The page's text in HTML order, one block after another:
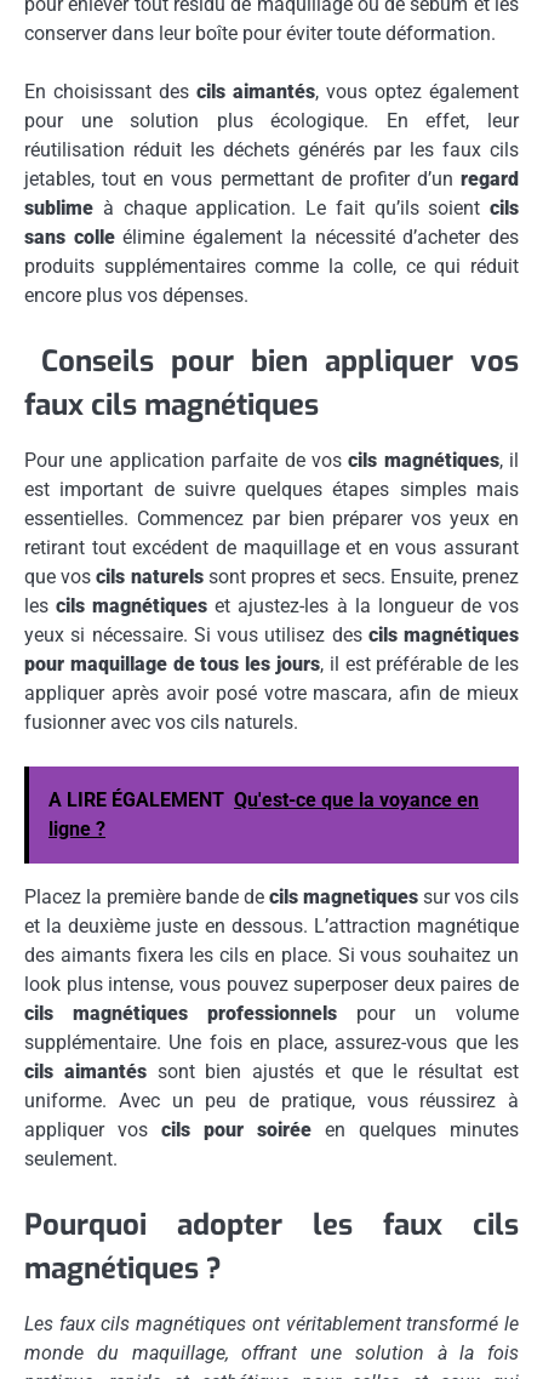
conserver dans leur boîte pour éviter toute déformation.
En choisissant des cils aimantés, vous optez également
pour une solution plus écologique. En effet, leur
réutilisation réduit les déchets générés par les faux cils
jetables, tout en vous permettant de profiter d’un regard
sublime à chaque application. Le fait qu’ils soient cils
sans colleélimine également la nécessité d’acheter des
produits supplémentaires comme la colle, ce qui réduit
encore plus vos dépenses.
Conseils pour bien appliquer vos
faux cils magnétiques
Pour une application parfaite de voscils magnétiques, il
est important de suivre quelques étapes simples mais
essentielles. Commencez par bien préparer vos yeux en
retirant tout excédent de maquillage et en vous assurant
que voscils naturelssont propres et secs. Ensuite, prenez
lescils magnétiques et ajustez-les à la longueur de vos
yeux si nécessaire. Si vous utilisez des cils magnétiques
pour maquillage de tous les jours, il est préférable de les
appliquer après avoir posé votre mascara, afin de mieux
fusionner avec vos cils naturels.
A LIRE ÉGALEMENT Qu'est-ce que la voyance en
ligne ?
Placez la première bande de cils magnetiques sur vos cils
et la deuxième juste en dessous. L’attraction magnétique
des aimants fixera les cils en place. Si vous souhaitez un
look plus intense, vous pouvez superposer deux paires de
cils magnétiques professionnels pour un volume
supplémentaire. Une fois en place, assurez-vous que les
cils aimantéssont bien ajustés et que le résultat est
uniforme. Avec un peu de pratique, vous réussirez à
appliquer vos cils pour soirée en quelques minutes
seulement.
Pourquoi adopter les faux cils
magnétiques ?
Les faux cils magnétiques ont véritablement transformé le
monde du maquillage, offrant une solution à la fois